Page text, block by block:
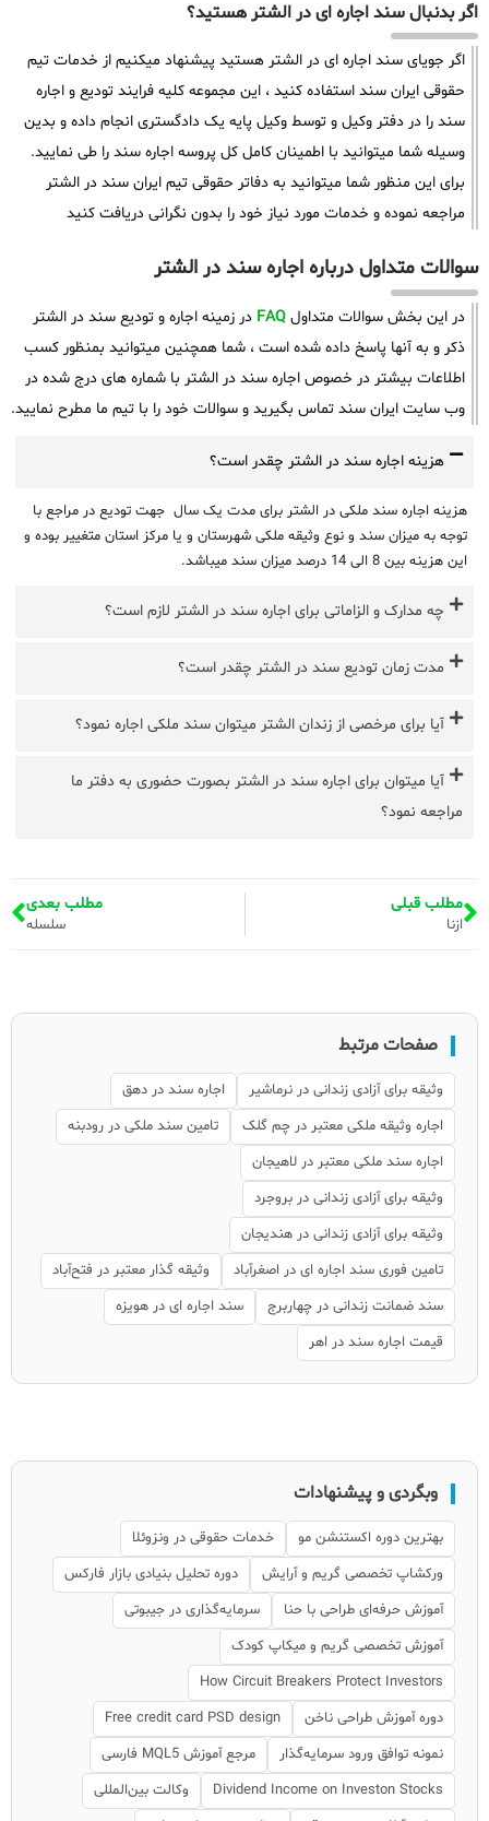
اگر بدنبال سند اجاره ای در الشتر هستید؟
اگر جویای سند اجاره ای در الشتر هستید پیشنهاد میکنیم از خدمات تیم
حقوقی ایران سند استفاده کنید ، این مجموعه کلیه فرایند تودیع و اجاره
سند را در دفتر وکیل و توسط وکیل پایه یک دادگستری انجام داده و بدین
وسیله شما میتوانید با اطمینان کامل کل پروسه اجاره سند را طی نمایید.
برای این منظور شما میتوانید به دفاتر حقوقی تیم ایران سند در الشتر
مراجعه نموده و خدمات مورد نیاز خود را بدون نگرانی دریافت کنید
سوالات متداول درباره اجاره سند در الشتر
در این بخش سوالات متداول FAQ در زمینه اجاره و تودیع سند در الشتر
ذکر و به آنها پاسخ داده شده است ، شما همچنین میتوانید بمنظور کسب
اطلاعات بیشتر در خصوص اجاره سند در الشتر با شماره های درج شده در
وب سایت ایران سند تماس بگیرید و سوالات خود را با تیم ما مطرح نمایید.
هزینه اجاره سند در الشتر چقدر است؟
هزینه اجاره سند ملکی در الشتر برای مدت یک سال جهت تودیع در مراجع با
توجه به میزان سند و نوع وثیقه ملکی شهرستان و یا مرکز استان متغییر بوده و
این هزینه بین 8 الی 14 درصد میزان سند میباشد.
چه مدارک و الزاماتی برای اجاره سند در الشتر لازم است؟
مدت زمان تودیع سند در الشتر چقدر است؟
آیا برای مرخصی از زندان الشتر میتوان سند ملکی اجاره نمود؟
آیا میتوان برای اجاره سند در الشتر بصورت حضوری به دفتر ما
مراجعه نمود؟
مطلب قبلی
ازنا
مطلب بعدی
سلسله
صفحات مرتبط
وثیقه برای آزادی زندانی در نرماشیر
اجاره سند در دهق
اجاره وثیقه ملکی معتبر در چم گلک
تامین سند ملکی در رودبنه
اجاره سند ملکی معتبر در لاهیجان
وثیقه برای آزادی زندانی در بروجرد
وثیقه برای آزادی زندانی در هندیجان
تامین فوری سند اجاره ای در اصغرآباد
وثیقه گذار معتبر در فتح‌آباد
سند ضمانت زندانی در چهاربرج
سند اجاره ای در هویزه
قیمت اجاره سند در اهر
وبگردی و پیشنهادات
بهترین دوره اکستنشن مو
خدمات حقوقی در ونزوئلا
ورکشاپ تخصصی گریم و آرایش
دوره تحلیل بنیادی بازار فارکس
آموزش حرفه‌ای طراحی با حنا
سرمایه‌گذاری در جیبوتی
آموزش تخصصی گریم و میکاپ کودک
How Circuit Breakers Protect Investors
دوره آموزش طراحی ناخن
Free credit card PSD design
نمونه توافق ورود سرمایه‌گذار
مرجع آموزش MQL5 فارسی
Dividend Income on Investon Stocks
وکالت بین‌المللی